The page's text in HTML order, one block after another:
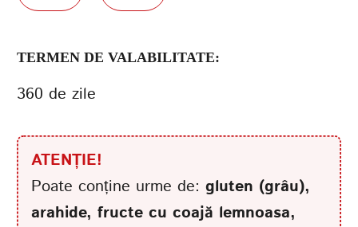
TERMEN DE VALABILITATE:
360 de zile
ATENȚIE!
Poate conține urme de:gluten (grâu),
arahide, fructe cu coajă lemnoasa,